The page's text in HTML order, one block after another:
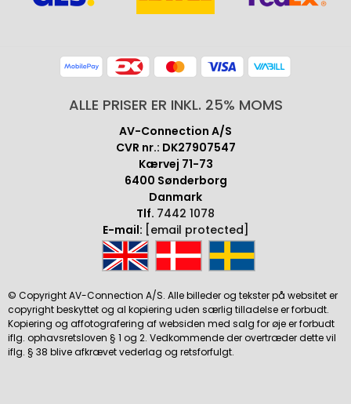
ALLE PRISER ER INKL. 25% MOMS
AV-Connection A/S
CVR nr.: DK27907547
Kærvej 71-73
6400 Sønderborg
Danmark
Tlf. 7442 1078
E-mail: [email protected]
© Copyright AV-Connection A/S. Alle billeder og tekster på websitet er
copyright beskyttet og al kopiering uden særlig tilladelse er forbudt.
Kopiering og affotografering af websiden med salg for øje er forbudt
iflg. ophavsretsloven § 1 og 2. Vedkommende der overtræder dette vil
iflg. § 38 blive afkrævet vederlag og retsforfulgt.